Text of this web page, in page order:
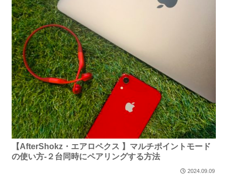
【AfterShokz・エアロペクス 】マルチポイントモード
の使い方-２台同時にペアリングする方法
2024.09.09